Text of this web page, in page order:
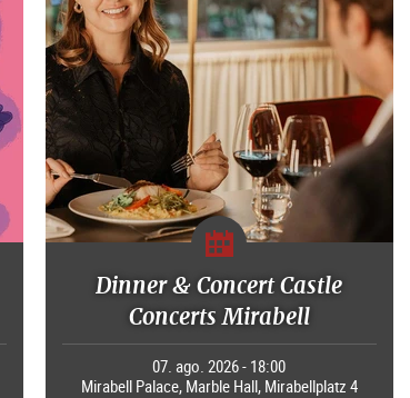
Dinner & Concert Castle
Concerts Mirabell
07. ago. 2026 - 18:00
Mirabell Palace, Marble Hall, Mirabellplatz 4